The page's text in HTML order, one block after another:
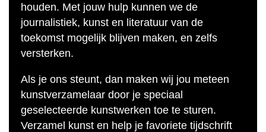
houden. Met jouw hulp kunnen we de
journalistiek, kunst en literatuur van de
toekomst mogelijk blijven maken, en zelfs
versterken.
Als je ons steunt, dan maken wij jou meteen
kunstverzamelaar door je speciaal
geselecteerde kunstwerken toe te sturen.
Verzamel kunst en help je favoriete tijdschrift